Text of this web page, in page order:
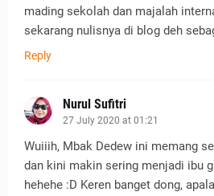
mading sekolah dan majalah
sekarang nulisnya di blog deh
Reply
Nurul Sufitri
27 July 2020 at 01:21
Wuiiih, Mbak Dedew ini memang
dan kini makin sering menjadi ibu
hehehe :D Keren banget dong,